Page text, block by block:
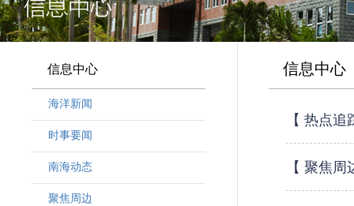
信息中心
海洋新闻
时事要闻
南海动态
聚焦周边
信息中心
【 热点
【 聚焦